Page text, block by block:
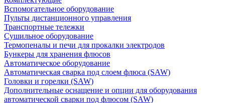
Вспомогательное оборудование
Пульты дистанционного управления
Транспортные тележки
Сушильное оборудование
Термопеналы и печи для прокалки электродов
Бункеры для хранения флюсов
Автоматическое оборудование
Автоматическая сварка под слоем флюса (SAW)
Головки и горелки (SAW)
Дополнительные оснащение и опции для оборудования
автоматической сварки под флюсом (SAW)